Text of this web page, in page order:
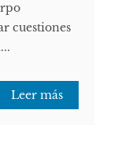
cuestiones
Leer más